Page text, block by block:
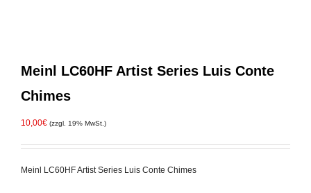
Meinl LC60HF Artist Series Luis Conte
Chimes
10,00€ (zzgl. 19% MwSt.)
Meinl LC60HF Artist Series Luis Conte Chimes